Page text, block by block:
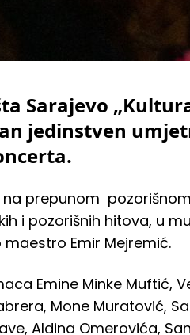
Sarajevo
jedinstven
prepunom
i pozorišnih hitova, u
Emir Mejremić.
Emine Minke Muftić,
Mone Muratović,
Aldina Omerovića,